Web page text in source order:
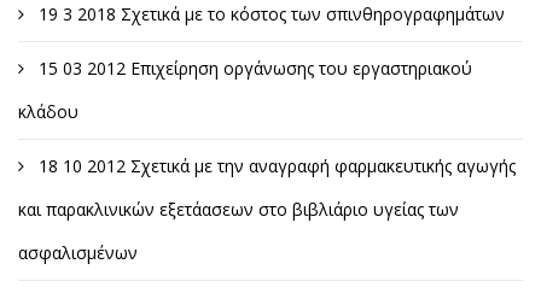
19 3 2018 Σχετικά με το κόστος των σπινθηρογραφημάτων
15 03 2012 Επιχείρηση οργάνωσης του εργαστηριακού
κλάδου
18 10 2012 Σχετικά με την αναγραφή φαρμακευτικής αγωγής
και παρακλινικών εξετάασεων στο βιβλιάριο υγείας των
ασφαλισμένων